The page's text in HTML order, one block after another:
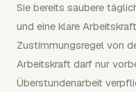
Sie bereits saubere
und eine klare
Zustimmungsregel von
Arbeitskraft darf nur
Überstundenarbeit